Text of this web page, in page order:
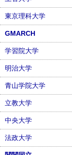
東京理科大学
GMARCH
学習院大学
明治大学
青山学院大学
立教大学
中央大学
法政大学